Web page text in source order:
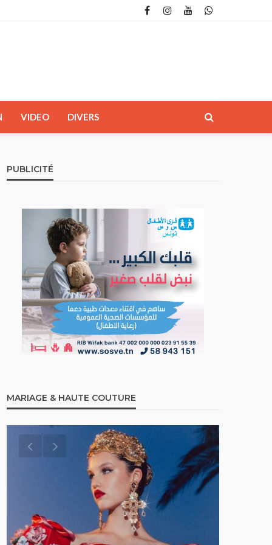
VIDEO DIVERS
PUBLICITÉ
MARIAGE & HAUTE COUTURE